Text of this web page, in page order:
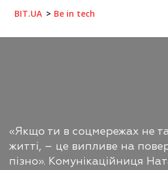
BIT.UA Be in tech
«Якщо ти в соцмережах не
житті, – це випливе на
пізно». Комунікаційниця